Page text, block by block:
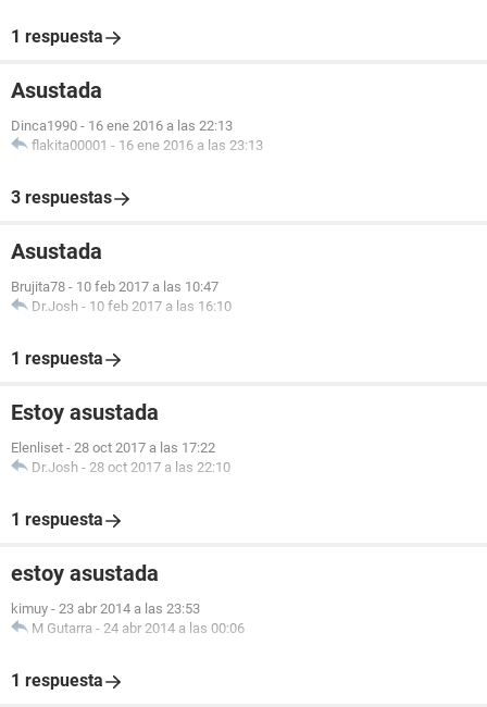
1 respuesta
Asustada
Dinca1990 - 16 ene 2016 a las 22:13
flakita00001 - 16 ene 2016 a las 23:13
3 respuestas
Asustada
Brujita78 - 10 feb 2017 a las 10:47
Dr.Josh - 10 feb 2017 a las 16:10
1 respuesta
Estoy asustada
Elenliset - 28 oct 2017 a las 17:22
Dr.Josh - 28 oct 2017 a las 22:10
1 respuesta
estoy asustada
kimuy - 23 abr 2014 a las 23:53
M Gutarra - 24 abr 2014 a las 00:06
1 respuesta